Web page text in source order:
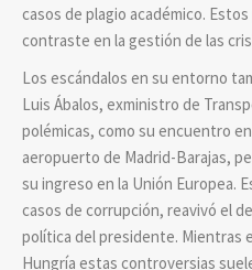
casos de plagio académico.
contraste en la gestión de las
Los escándalos en su entorno
Luis Ábalos, exministro de
polémicas, como su encuentro
aeropuerto de Madrid-Barajas,
su ingreso en la Unión Europea.
casos de corrupción, reavivó el
política del presidente. Mientras
Hungría estas controversias